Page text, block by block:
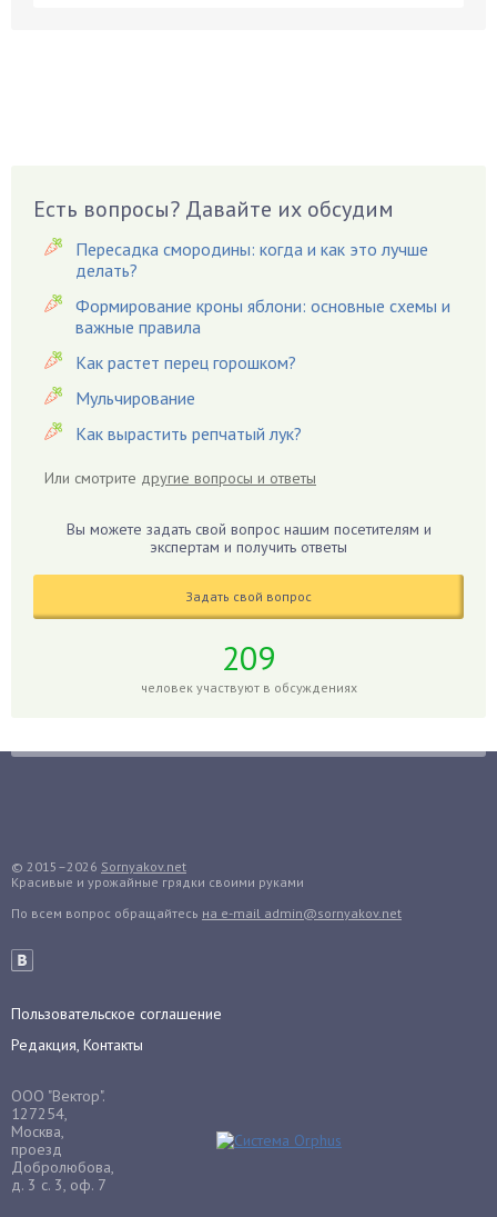
Вишня
Вредители
Гардения
Гацания
Гвоздики
Георгины
Герань
Гиацинт
Гиппеаструм
Годжи
Голубика
Гуава
Гузмания
Дайкон
Дендробиум
Денежное дерево
Драцена
Дыня
Ежевика
Есть вопросы? Давайте их обсудим
Пересадка смородины: когда и как это лучше
делать?
Формирование кроны яблони: основные схемы и
важные правила
Как растет перец горошком?
Мульчирование
Как вырастить репчатый лук?
Или смотрите другие вопросы и ответы
Вы можете задать свой вопрос нашим посетителям и
экспертам и получить ответы
Задать свой вопрос
209
человек участвуют в обсуждениях
© 2015–2026 Sornyakov.net
Красивые и урожайные грядки своими руками
По всем вопрос обращайтесь на e-mail admin@sornyakov.net
Пользовательское соглашение
Редакция, Контакты
ООО "Вектор".
127254,
Москва,
проезд
Добролюбова,
д. 3 с. 3, оф. 7